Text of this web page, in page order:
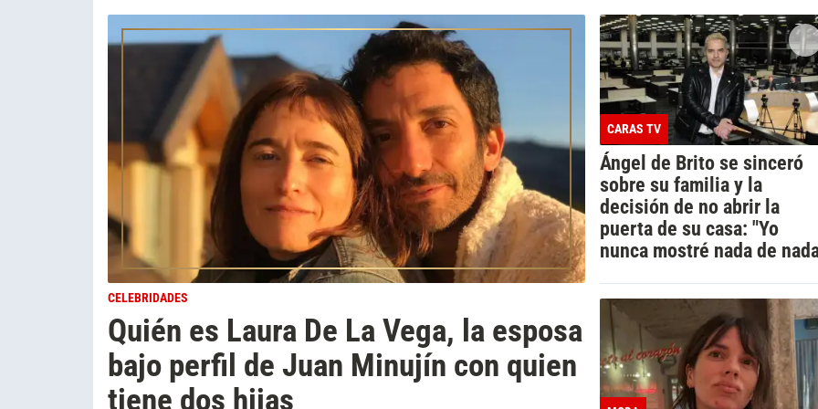
CELEBRIDADES
Quién es Laura De La Vega, la esposa
bajo perfil de Juan Minujín con quien
tiene dos hijas
CARAS TV
Ángel de Brito se sinceró
sobre su familia y la
decisión de no abrir la
puerta de su casa: "Yo
nunca mostré nada de